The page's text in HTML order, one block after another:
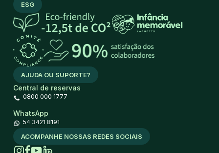
AJUDA OU SUPORTE?
Central de reservas
0800 000 1777
WhatsApp
54 3421 8191
ESG
ACOMPANHE NOSSAS REDES SOCIAIS